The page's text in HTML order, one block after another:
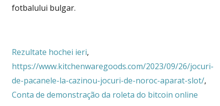
fotbalului bulgar.
Rezultate hochei ieri,
https://www.kitchenwaregoods.com/2023/09/26/jocuri-
de-pacanele-la-cazinou-jocuri-de-noroc-aparat-slot/,
Conta de demonstração da roleta do bitcoin online